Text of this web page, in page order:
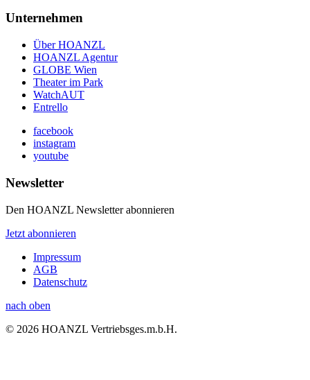
Unternehmen
Über HOANZL
HOANZL Agentur
GLOBE Wien
Theater im Park
WatchAUT
Entrello
facebook
instagram
youtube
Newsletter
Den HOANZL Newsletter abonnieren
Jetzt abonnieren
Impressum
AGB
Datenschutz
nach oben
© 2026 HOANZL Vertriebsges.m.b.H.